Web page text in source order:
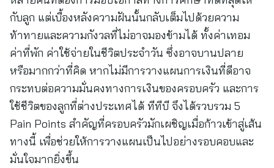
กับลูก แต่เบื้องหลังความฝันนั้นกลับเต็มไปด้วยความ
ท้าทายและความกังวลที่ไม่อาจมองข้ามได้ ทั้งค่าเทอม
ค่าที่พัก ค่าใช้จ่ายในชีวิตประจำวัน ซึ่งอาจบานปลาย
หรือมากกว่าที่คิด หากไม่มีการวางแผนการเงินที่ดีอาจ
กระทบต่อความมั่นคงทางการเงินของครอบครัว และการ
ใช้ชีวิตของลูกที่ต่างประเทศได้ ทีทีบี จึงได้รวบรวม 5
Pain Points สำคัญที่ครอบครัวมักเผชิญเมื่อก้าวเข้าสู่เส้น
ทางนี้ เพื่อช่วยให้การวางแผนเป็นไปอย่างรอบคอบและ
มั่นใจมากยิ่งขึ้น